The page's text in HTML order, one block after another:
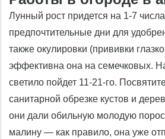
Лунный рост придется на 1-7
предпочтительные дни для
также окулировки (прививки
эффективна она на семечковых.
светило пойдет 11-21-го.
санитарной обрезке кустов и
они дали обильную молодую
малину — как правило, она уже